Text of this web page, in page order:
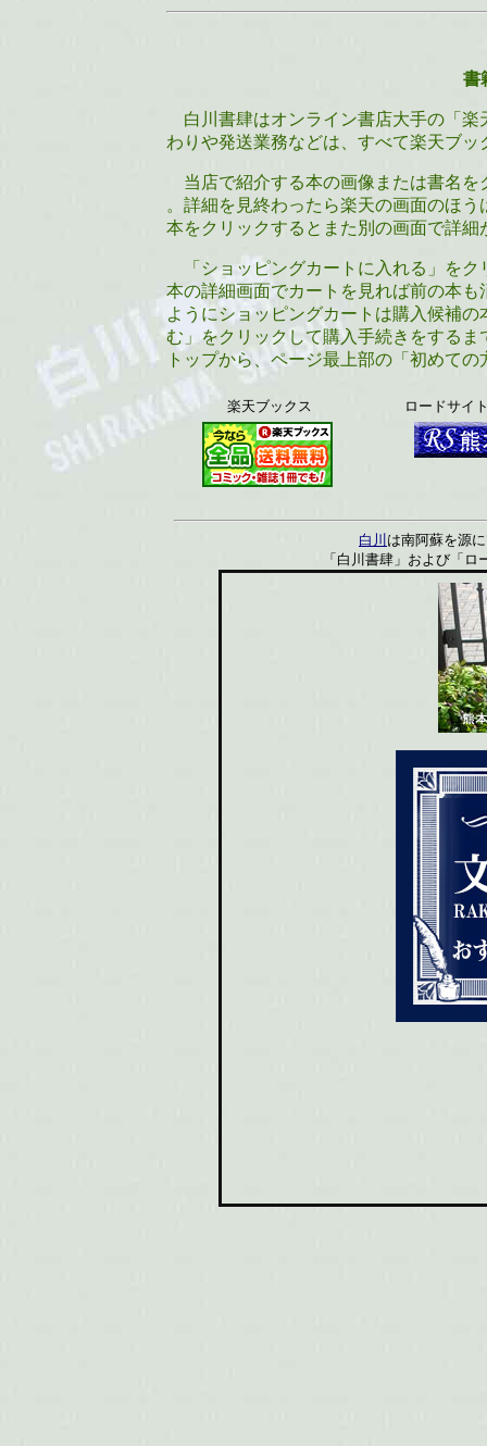
書
白川書肆はオンライン書店大手の「楽
わりや発送業務などは、すべて楽天ブ
当店で紹介する本の画像または書名を
。詳細を見終わったら楽天の画面のほ
本をクリックするとまた別の画面で詳細
「ショッピングカートに入れる」をク
本の詳細画面でカートを見れば前の本
ようにショッピングカートは購入候補
む」をクリックして購入手続きをする
トップから、ページ最上部の「初めて
楽天ブックス ロードサイ
白川 は南阿蘇を源
「白川書肆」および「